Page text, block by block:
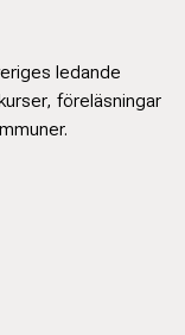
ledande
föreläsningar